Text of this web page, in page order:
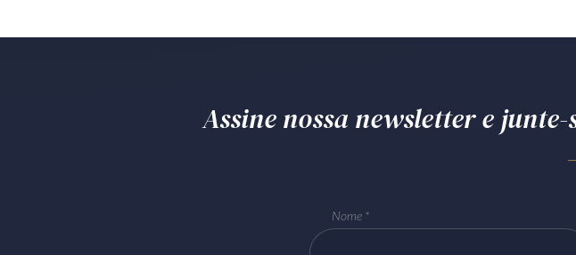
Assine nossa newsletter e
Nome